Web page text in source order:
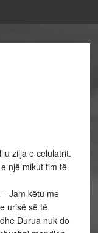
zilja e celulatrit.
një mikut tim të
Jam këtu me
urisë së të
Durua nuk do